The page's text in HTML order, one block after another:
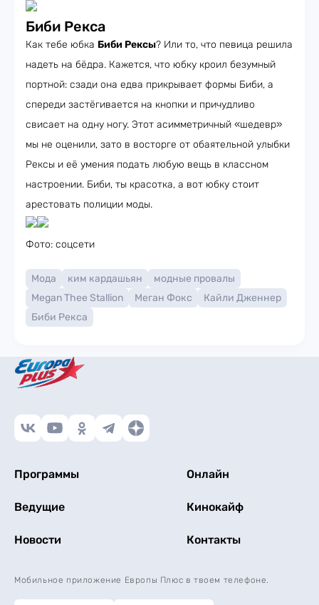
Биби Рекса
Как тебе юбка Биби Рексы? Или то, что певица решила
надеть на бёдра. Кажется, что юбку кроил безумный
портной: сзади она едва прикрывает формы Биби, а
спереди застёгивается на кнопки и причудливо
свисает на одну ногу. Этот асимметричный «шедевр»
мы не оценили, зато в восторге от обаятельной улыбки
Рексы и её умения подать любую вещь в классном
настроении. Биби, ты красотка, а вот юбку стоит
арестовать полиции моды.
Фото: соцсети
Мода ким кардашьян
модные провалы
Megan Thee Stallion
Меган Фокс
Кайли Дженнер
Биби Рекса
Программы Онлайн
Ведущие Кинокайф
Новости Контакты
Мобильное приложение Европы Плюс в твоем телефоне.